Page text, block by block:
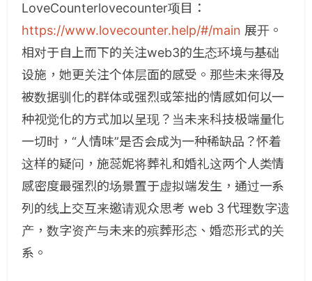
LoveCounterlovecounter项目：
https://www.lovecounter.help/#/main 展开。
相对于自上而下的关注web3的生态环境与基础
设施，她更关注个体层面的感受。那些未来得及
被数据驯化的群体或强烈或笨拙的情感如何以一
种视觉化的方式加以呈现？当未来科技极端量化
一切时，“人情味”是否会成为一种稀缺品？怀着
这样的疑问，施蕊妮将葬礼和婚礼这两个人类情
感密度最强烈的场景置于虚拟端发生，通过一系
列的线上交互来邀请观众思考 web 3 代理数字遗
产，数字资产与未来的殡葬形态、婚恋形式的关
系。